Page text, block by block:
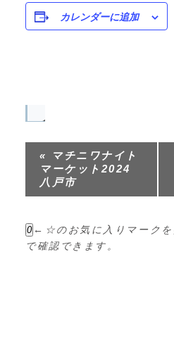
カレンダーに追加
イ
ベ
ン
ト
ゲ
«
マチニワナイト
マーケット2024
八戸市
0 ←☆のお気に入りマークを
で確認できます。